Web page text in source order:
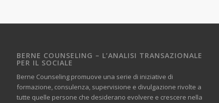
BERNE COUNSELING – L’ANALISI TRANSAZIONALE
PER IL SOCIALE
Berne Counseling promuove una serie di iniziative di
formazione, consulenza, supervisione e divulgazione rivolte a
tutte quelle persone che desiderano evolvere e crescere nella